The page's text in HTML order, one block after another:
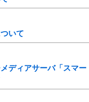
いて
ディアサーバ「スマー